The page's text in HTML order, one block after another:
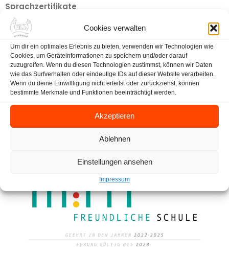
Cookies verwalten
Um dir ein optimales Erlebnis zu bieten, verwenden wir Technologien wie
Cookies, um Geräteinformationen zu speichern und/oder darauf
zuzugreifen. Wenn du diesen Technologien zustimmst, können wir Daten
wie das Surfverhalten oder eindeutige IDs auf dieser Website verarbeiten.
Wenn du deine Einwillligung nicht erteilst oder zurückziehst, können
bestimmte Merkmale und Funktionen beeinträchtigt werden.
Akzeptieren
Ablehnen
Einstellungen ansehen
Impressum
Sprachzertifikate
ZURÜCK ZU BERUFLICHE ORIENTIERUNG